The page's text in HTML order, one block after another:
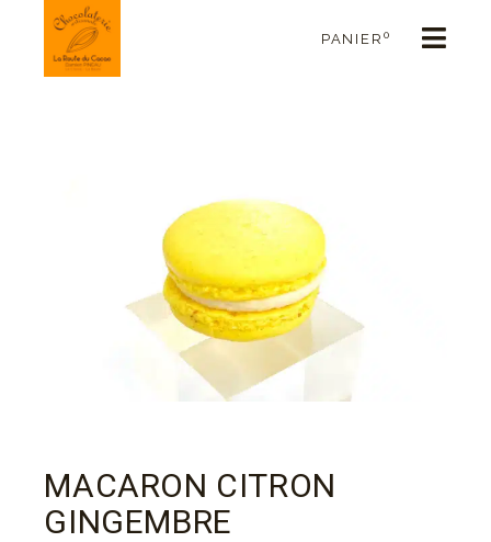
PANIER0
MACARON CITRON
GINGEMBRE